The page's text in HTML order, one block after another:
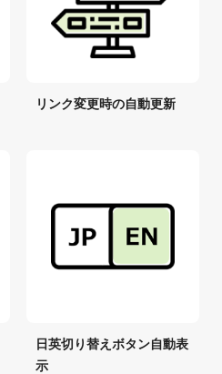
リンク変更時の自動更新
日英切り替えボタン自動表
示